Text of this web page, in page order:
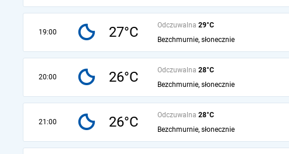
19:00 27°C Odczuwalna 29°C
Bezchmurnie, słonecznie
20:00 26°C Odczuwalna 28°C
Bezchmurnie, słonecznie
21:00 26°C Odczuwalna 28°C
Bezchmurnie, słonecznie